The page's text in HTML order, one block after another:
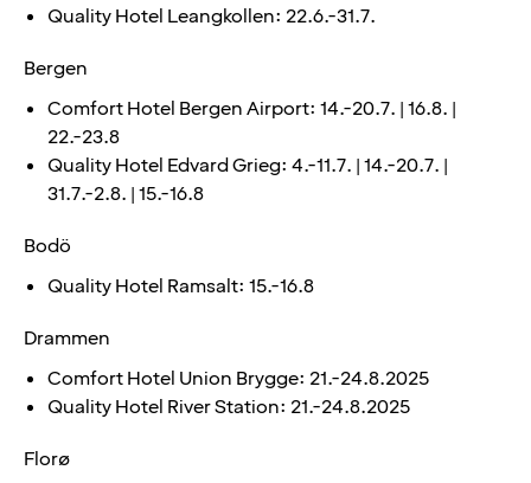
Quality Hotel Leangkollen: 22.6.-31.7.
Bergen
Comfort Hotel Bergen Airport: 14.-20.7. | 16.8. |
22.-23.8
Quality Hotel Edvard Grieg: 4.-11.7. | 14.-20.7. |
31.7.-2.8. | 15.-16.8
Bodö
Quality Hotel Ramsalt: 15.-16.8
Drammen
Comfort Hotel Union Brygge: 21.-24.8.2025
Quality Hotel River Station: 21.-24.8.2025
Florø